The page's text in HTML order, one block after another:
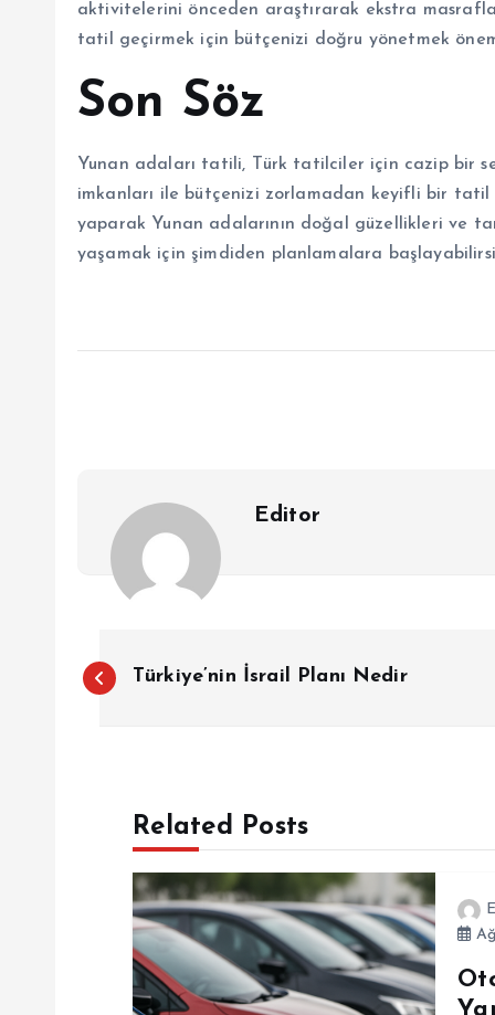
aktivitelerini önceden araştırarak ekstra
tatil geçirmek için bütçenizi doğru yönetmek
Son Söz
Yunan adaları tatili, Türk tatilciler için cazip bir
imkanları ile bütçenizi zorlamadan keyifli bir tatil
yaparak Yunan adalarının doğal güzellikleri ve
yaşamak için şimdiden planlamalara
Editor
Y
Türkiye’nin İsrail Planı Nedir
Related Posts